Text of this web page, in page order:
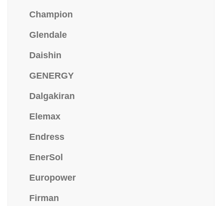
Champion
Glendale
Daishin
GENERGY
Dalgakiran
Elemax
Endress
EnerSol
Europower
Firman